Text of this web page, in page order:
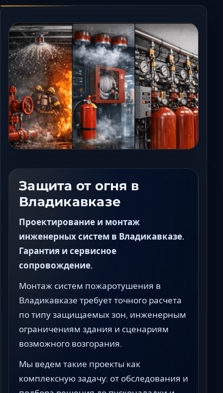
Нальчик
Пятигорск
Ростов-на-Дону
Севастополь
Симферополь
Сочи
Ставрополь
Таганрог
Феодосия
Черкесск
Защита от огня в
Владикавказе
Проектирование и монтаж
инженерных систем в Владикавказе.
Гарантия и сервисное
сопровождение.
Монтаж систем пожаротушения в
Владикавказе требует точного расчета
по типу защищаемых зон, инженерным
ограничениям здания и сценариям
возможного возгорания.
Мы ведем такие проекты как
комплексную задачу: от обследования и